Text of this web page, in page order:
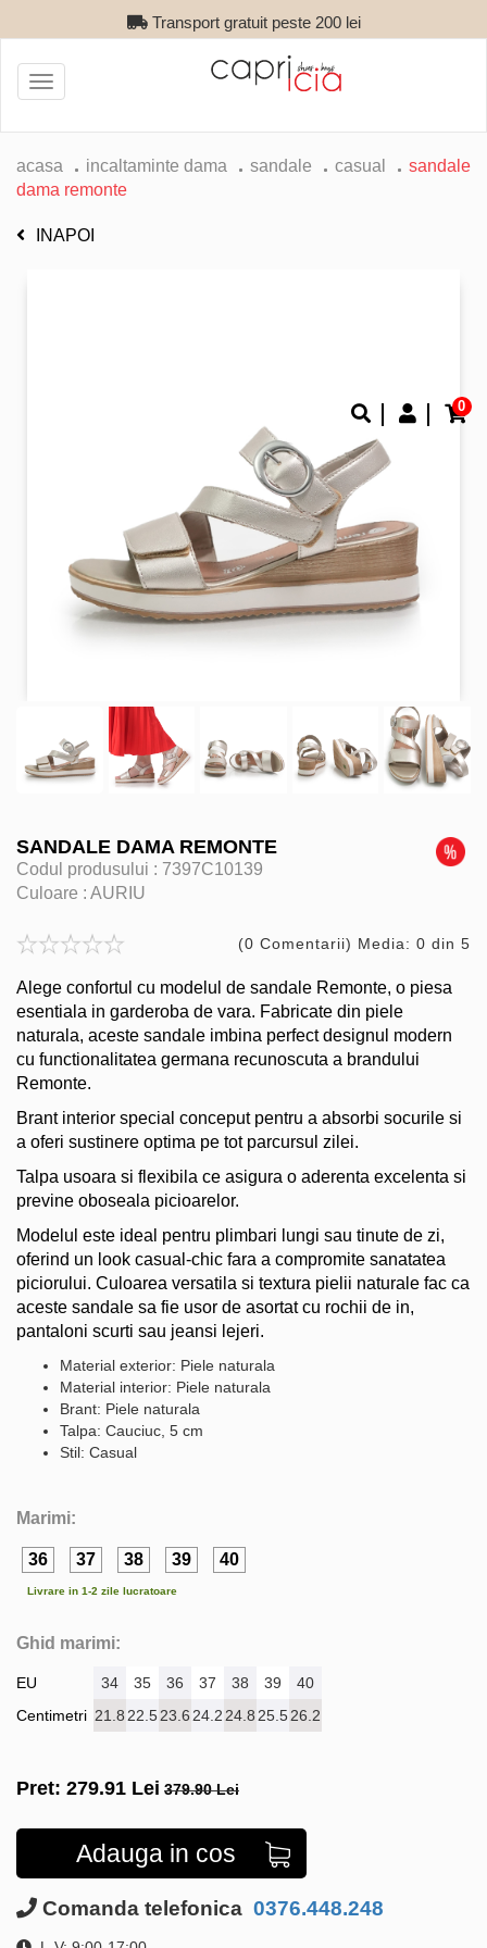
Transport gratuit peste 200 lei
0
Toggle
navigation
acasa incaltaminte dama sandale casual
sandale
dama remonte
INAPOI
SANDALE DAMA REMONTE
Codul produsului : 7397C10139
Culoare : AURIU
(0 Comentarii) Media: 0 din 5
Alege confortul cu modelul de sandale Remonte, o piesa
esentiala in garderoba de vara. Fabricate din piele
naturala, aceste sandale imbina perfect designul modern
cu functionalitatea germana recunoscuta a brandului
Remonte.
Brant interior special conceput pentru a absorbi socurile si
a oferi sustinere optima pe tot parcursul zilei.
Talpa usoara si flexibila ce asigura o aderenta excelenta si
previne oboseala picioarelor.
Modelul este ideal pentru plimbari lungi sau tinute de zi,
oferind un look casual-chic fara a compromite sanatatea
piciorului. Culoarea versatila si textura pielii naturale fac ca
aceste sandale sa fie usor de asortat cu rochii de in,
pantaloni scurti sau jeansi lejeri.
Material exterior: Piele naturala
Material interior: Piele naturala
Brant: Piele naturala
Talpa: Cauciuc, 5 cm
Stil: Casual
Marimi:
36 37 38 39 40
Livrare in 1-2 zile lucratoare
Ghid marimi:
EU
Centimetri
34 35 36 37 38 39
40
21.8 22.523.6 24.2 24.8 25.526.2
Pret: 279.91 Lei 379.90 Lei
Adauga in cos
Comanda telefonica 0376.448.248